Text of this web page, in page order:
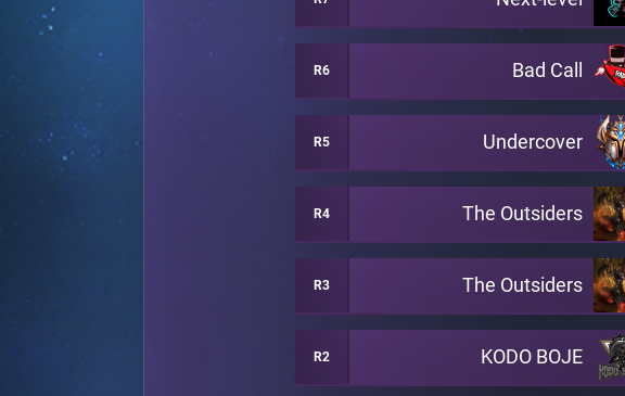
R6 Bad Call
R5 Undercover
R4 The Outsiders
R3 The Outsiders
R2 KODO BOJE